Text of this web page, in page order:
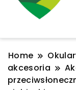
Home
akcesoria